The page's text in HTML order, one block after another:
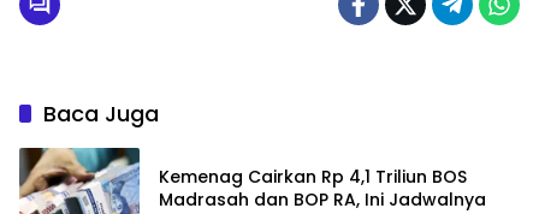
Baca Juga
Kemenag Cairkan Rp 4,1 Triliun BOS
Madrasah dan BOP RA, Ini Jadwalnya